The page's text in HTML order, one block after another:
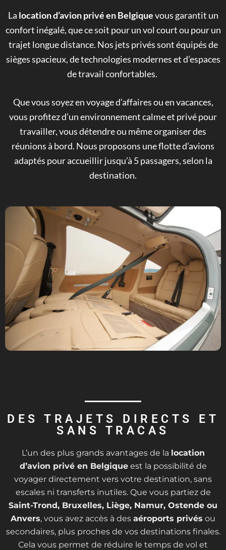
La location d’avion privé en Belgiquevous garantit un
confort inégalé, que ce soit pour un vol court ou pour un
trajet longue distance. Nos jets privés sont équipés de
sièges spacieux, de technologies modernes et d’espaces
de travail confortables.
Que vous soyez en voyage d’affaires ou en vacances,
vous profitez d’un environnement calme et privé pour
travailler, vous détendre ou même organiser des
réunions à bord. Nous proposons une flotte d’avions
adaptés pour accueillir jusqu’à 5 passagers, selon la
destination.
DES TRAJETS DIRECTS ET
SANS TRACAS
L’un des plus grands avantages de la location
d’avion privé en Belgiqueest la possibilité de
voyager directement vers votre destination, sans
escales ni transferts inutiles. Que vous partiez de
Saint-Trond, Bruxelles, Liège, Namur, Ostende ou
Anvers, vous avez accès à des aéroports privés ou
secondaires, plus proches de vos destinations finales.
Cela vous permet de réduire le temps de vol et